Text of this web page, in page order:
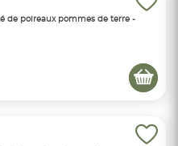
de poireaux pommes de terre -